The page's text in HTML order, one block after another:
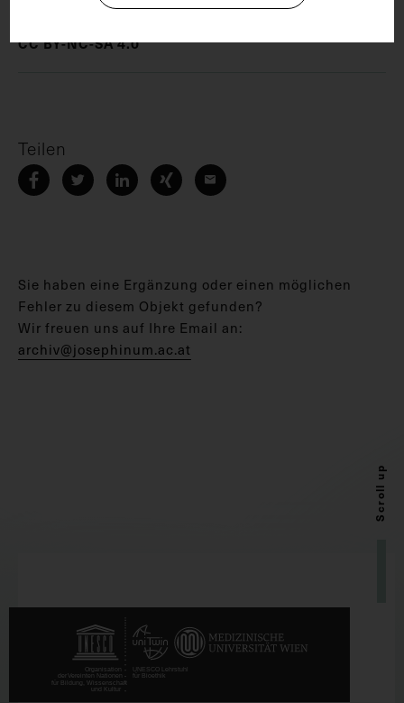
CC BY-NC-SA 4.0
Teilen
Sie haben eine Ergänzung oder einen möglichen
Fehler zu diesem Objekt gefunden?
Wir freuen uns auf Ihre Email an:
archiv@josephinum.ac.at
Scroll up